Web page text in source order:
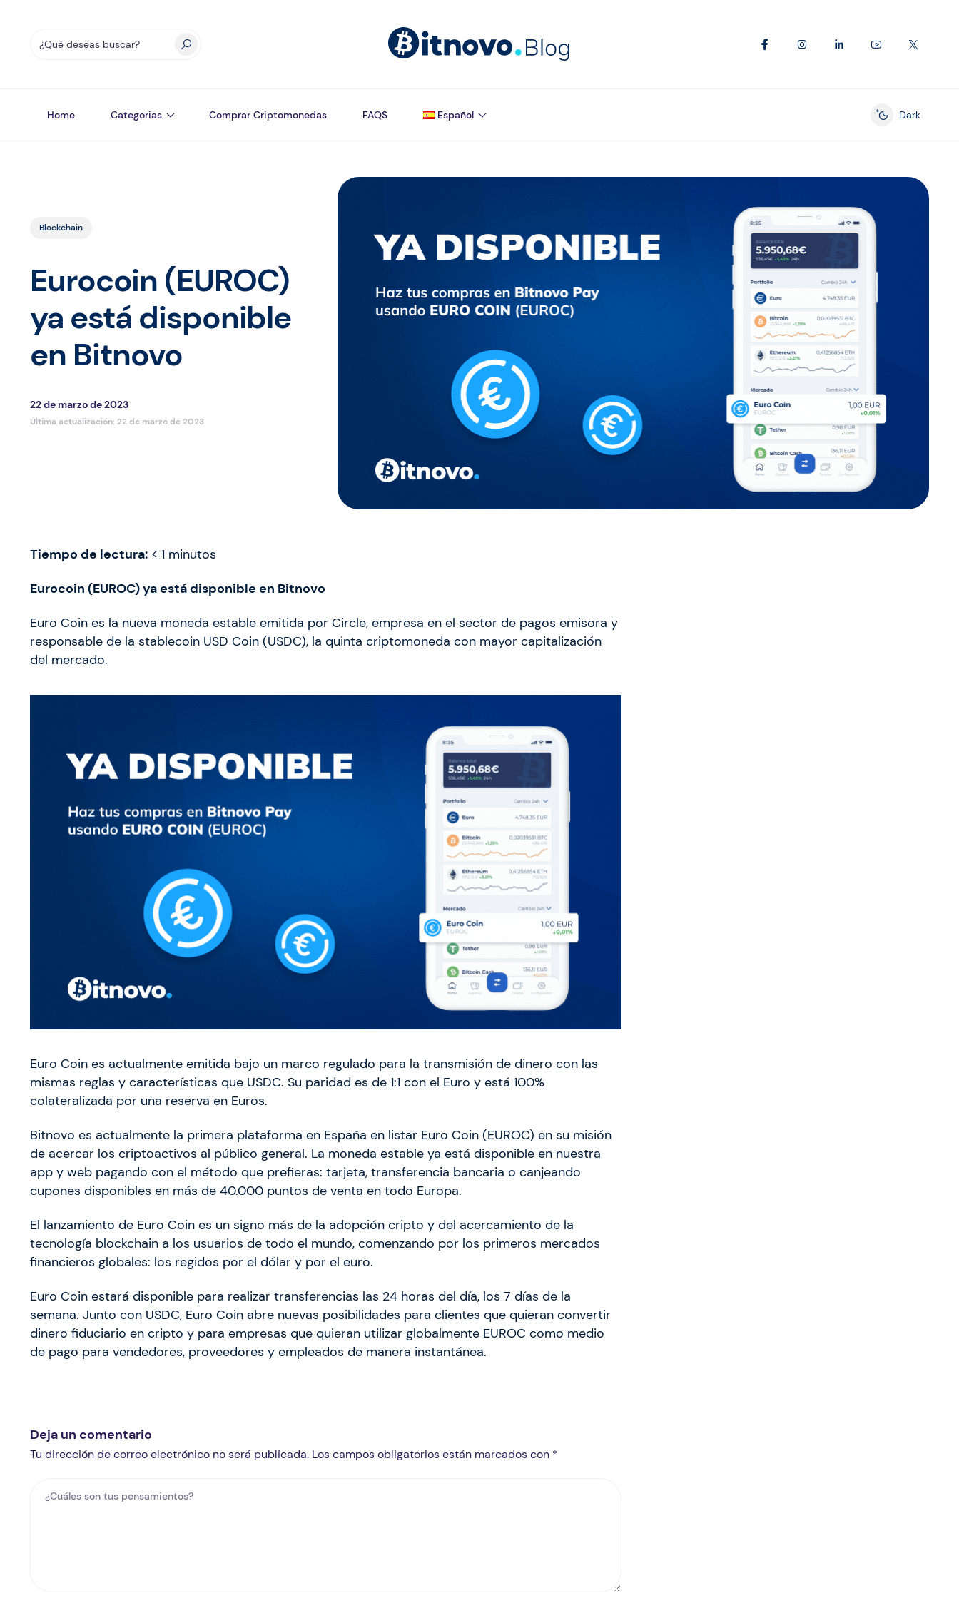
Home Categorias Comprar Criptomonedas FAQS Español
Enable dark
Dark
Blockchain
Eurocoin (EUROC)
ya está disponible
en Bitnovo
22 de marzo de 2023
Última actualización: 22 de marzo de 2023
Tiempo de lectura: < 1 minutos
Eurocoin (EUROC) ya está disponible en Bitnovo
Euro Coin es la nueva moneda estable emitida por Circle, empresa en el sector de pagos emisora y
responsable de la stablecoin USD Coin (USDC), la quinta criptomoneda con mayor capitalización
del mercado.
Euro Coin es actualmente emitida bajo un marco regulado para la transmisión de dinero con las
mismas reglas y características que USDC. Su paridad es de 1:1 con el Euro y está 100%
colateralizada por una reserva en Euros.
Bitnovo es actualmente la primera plataforma en España en listar Euro Coin (EUROC) en su misión
de acercar los criptoactivos al público general. La moneda estable ya está disponible en nuestra
app y web pagando con el método que prefieras: tarjeta, transferencia bancaria o canjeando
cupones disponibles en más de 40.000 puntos de venta en todo Europa.
El lanzamiento de Euro Coin es un signo más de la adopción cripto y del acercamiento de la
tecnología blockchain a los usuarios de todo el mundo, comenzando por los primeros mercados
financieros globales: los regidos por el dólar y por el euro.
Euro Coin estará disponible para realizar transferencias las 24 horas del día, los 7 días de la
semana. Junto con USDC, Euro Coin abre nuevas posibilidades para clientes que quieran convertir
dinero fiduciario en cripto y para empresas que quieran utilizar globalmente EUROC como medio
de pago para vendedores, proveedores y empleados de manera instantánea.
Deja un comentario
Tu dirección de correo electrónico no será publicada. Los campos obligatorios están marcados con *